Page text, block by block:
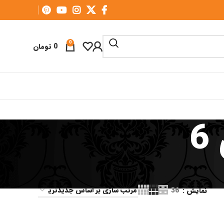
0
0 تومان
نمایش 36